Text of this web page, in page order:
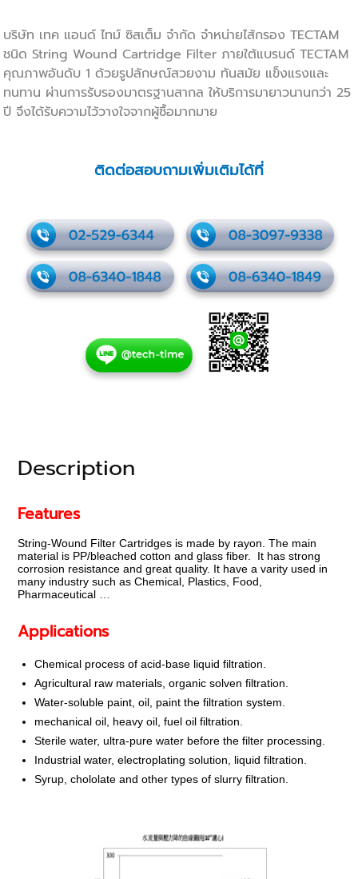
บริษัท เทค แอนด์ ไทม์ ซิสเต็ม จำกัด จำหน่ายไส้กรอง TECTAM
ชนิด String WoundCartridge Filter ภายใต้แบรนด์ TECTAM
คุณภาพอันดับ 1 ด้วยรูปลักษณ์สวยงาม ทันสมัย แข็งแรงและ
ทนทาน ผ่านการรับรองมาตรฐานสากล ให้บริการมายาวนานกว่า 25
ปี จึงได้รับความไว้วางใจจากผู้ซื้อมากมาย
ติดต่อสอบถามเพิ่มเติมได้ที่
Description
Features
String-Wound Filter Cartridges is made by rayon. The main
material is PP/bleached cotton and glass fiber. It has strong
corrosion resistance and great quality. It have a varity used in
many industry such as Chemical, Plastics, Food,
Pharmaceutical …
Applications
Chemical process of acid-base liquid filtration.
Agricultural raw materials, organic solven filtration.
Water-soluble paint, oil, paint the filtration system.
mechanical oil, heavy oil, fuel oil filtration.
Sterile water, ultra-pure water before the filter processing.
Industrial water, electroplating solution, liquid filtration.
Syrup, chololate and other types of slurry filtration.